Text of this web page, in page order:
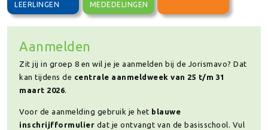
LEERLINGEN
MEDEDELINGEN
Aanmelden
Zit jij in groep 8 en wil je je aanmelden bij de Jorismavo? Dat
kan tijdens de centrale aanmeldweek van 25 t/m 31
maart 2026.
Voor de aanmelding gebruik je het blauwe
inschrijfformulier dat je ontvangt van de basisschool. Vul